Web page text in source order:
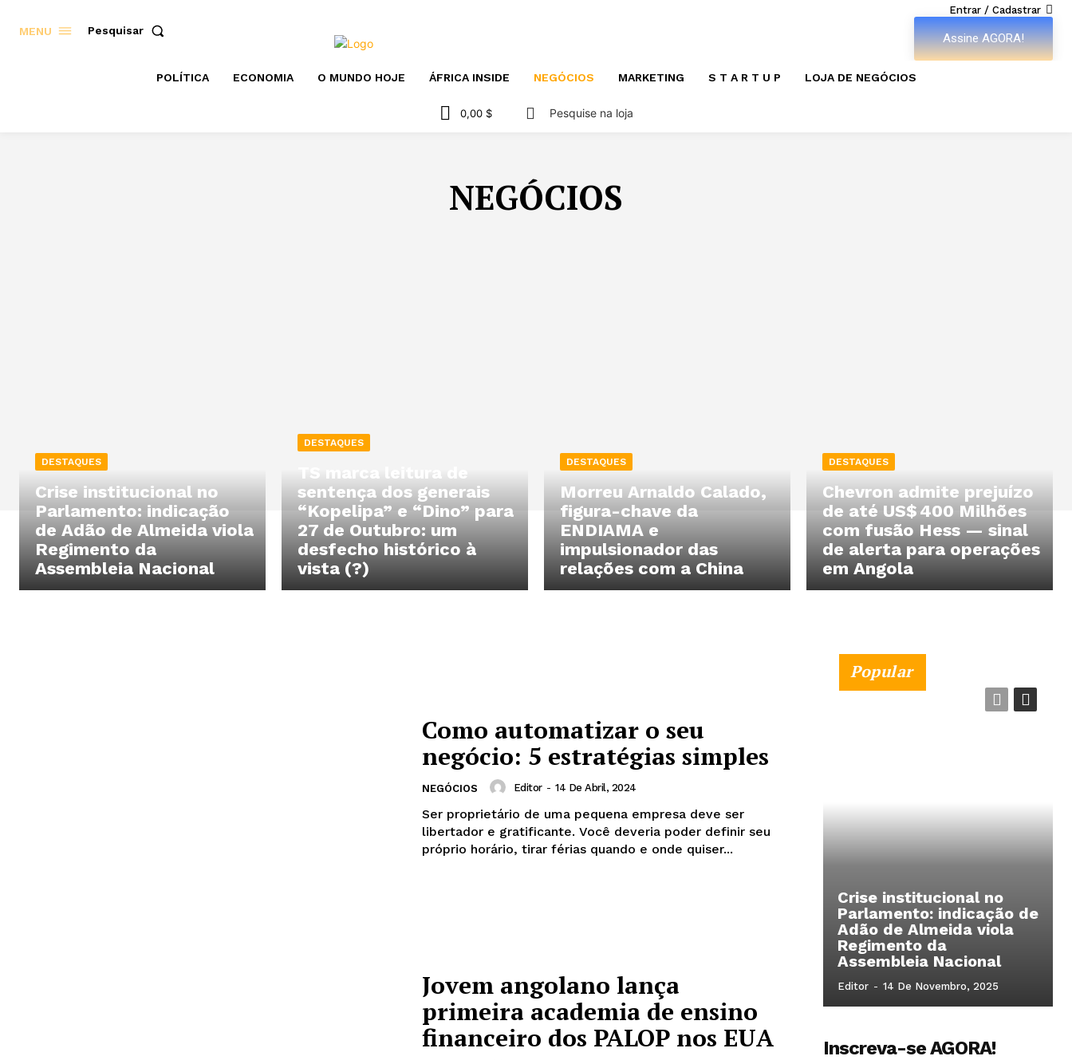
MENU Pesquisar
Entrar / Cadastrar
Assine AGORA!
POLÍTICA ECONOMIA O MUNDO HOJE ÁFRICA INSIDE NEGÓCIOS MARKETING S T A R T U P LOJA DE NEGÓCIOS
0,00 $ Pesquise na loja
NEGÓCIOS
DESTAQUES
Crise institucional no
Parlamento: indicação
de Adão de Almeida viola
Regimento da
Assembleia Nacional
DESTAQUES
TS marca leitura de
sentença dos generais
“Kopelipa” e “Dino” para
27 de Outubro: um
desfecho histórico à
vista (?)
DESTAQUES
Morreu Arnaldo Calado,
figura-chave da
ENDIAMA e
impulsionador das
relações com a China
DESTAQUES
Chevron admite prejuízo
de até US$ 400 Milhões
com fusão Hess — sinal
de alerta para operações
em Angola
Como automatizar o seu
negócio: 5 estratégias simples
NEGÓCIOS Editor - 14 De Abril, 2024
Ser proprietário de uma pequena empresa deve ser
libertador e gratificante. Você deveria poder definir seu
próprio horário, tirar férias quando e onde quiser...
Jovem angolano lança
primeira academia de ensino
financeiro dos PALOP nos EUA
Popular
Crise institucional no
Parlamento: indicação de
Adão de Almeida viola
Regimento da
Assembleia Nacional
Editor - 14 De Novembro, 2025
Inscreva-se AGORA!